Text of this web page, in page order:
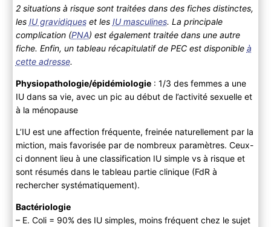
4) PEC
A ) Bilan
B ) Traitement
Mesures générales
C ) Suivi
2 situations à risque sont traitées dans des fiches distinctes,
les IU gravidiqueset les IU masculines. La principale
complication (PNA) est également traitée dans une autre
fiche. Enfin, un tableau récapitulatif de PEC est disponible à
cette adresse.
Physiopathologie/épidémiologie: 1/3 des femmes a une
IU dans sa vie, avec un pic au début de l’activité sexuelle et
à la ménopause
L’IU est une affection fréquente, freinée naturellement par la
miction, mais favorisée par de nombreux paramètres. Ceux-
ci donnent lieu à une classification IU simple vs à risque et
sont résumés dans le tableau partie clinique (FdR à
rechercher systématiquement).
Bactériologie
– E. Coli = 90% des IU simples, moins fréquent chez le sujet